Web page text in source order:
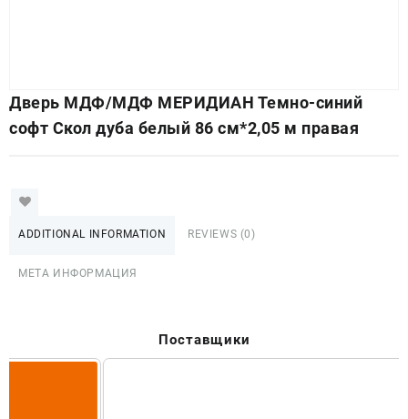
Дверь МДФ/МДФ МЕРИДИАН Темно-синий
софт Скол дуба белый 86 cм*2,05 м правая
ADDITIONAL INFORMATION REVIEWS (0)
МЕТА ИНФОРМАЦИЯ
Поставщики